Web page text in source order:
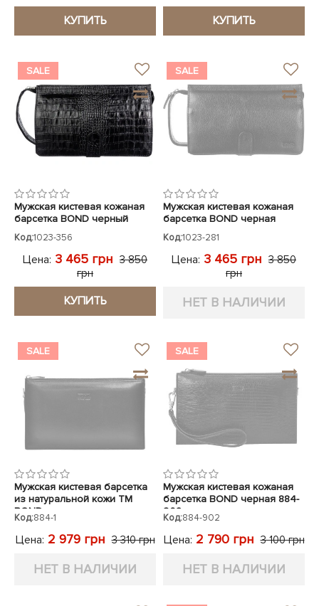
КУПИТЬ КУПИТЬ
SALE
Мужская кистевая кожаная
барсетка BOND черный
кроко
Код:1023-356
Цена: 3 465 грн 3 850
грн
КУПИТЬ
SALE
Мужская кистевая кожаная
барсетка BOND черная
Код:1023-281
Цена: 3 465 грн 3 850
грн
НЕТ В НАЛИЧИИ
SALE
Мужская кистевая барсетка
из натуральной кожи TM
BOND
Код:884-1
Цена: 2 979 грн 3 310 грн
НЕТ В НАЛИЧИИ
SALE
Мужская кистевая кожаная
барсетка BOND черная 884-
902 лазер
Код:884-902
Цена: 2 790 грн 3 100 грн
НЕТ В НАЛИЧИИ